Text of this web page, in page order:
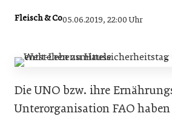
Fleisch & Co05.06.2019, 22:00 Uhr
Die UNO bzw. ihre
Unterorganisation FAO haben